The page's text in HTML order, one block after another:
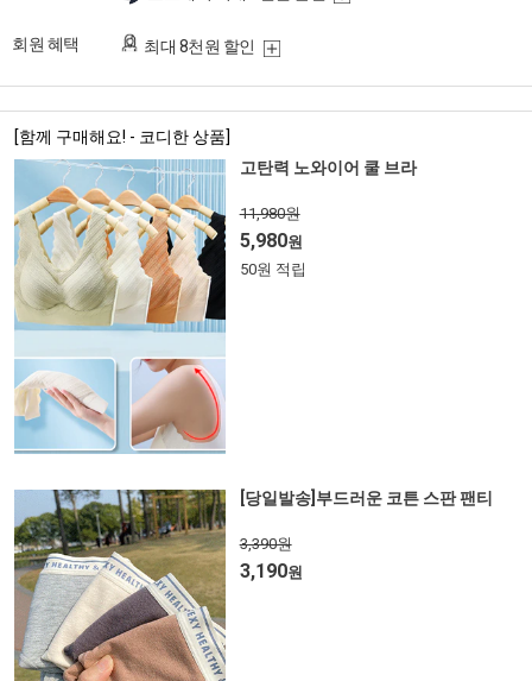
회원 혜택 최대 8천원 할인
[함께 구매해요! - 코디한 상품]
고탄력 노와이어 쿨 브라
11,980원
5,980원
50원 적립
[당일발송]부드러운 코튼 스판 팬티
3,390원
3,190원